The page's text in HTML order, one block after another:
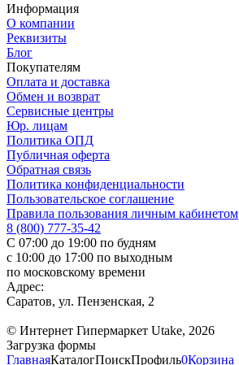
Информация
О компании
Реквизиты
Блог
Покупателям
Оплата и доставка
Обмен и возврат
Сервисные центры
Юр. лицам
Политика ОПД
Публичная оферта
Обратная связь
Политика конфиденциальности
Пользовательское соглашение
Правила пользования личным кабинетом
8 (800) 777-35-42
С 07:00 до 19:00 по будням
с 10:00 до 17:00 по выходным
по московскому времени
Адрес:
Саратов, ул. Пензенская, 2
© Интернет Гипермаркет Utake, 2026
Загрузка формы
ГлавнаяКаталогПоискПрофиль0Корзина